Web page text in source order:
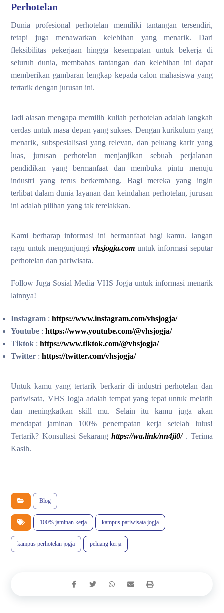
Perhotelan
Dunia profesional perhotelan memiliki tantangan tersendiri,
tetapi juga menawarkan kelebihan yang menarik. Dari
fleksibilitas pekerjaan hingga kesempatan untuk bekerja di
seluruh dunia, membahas tantangan dan kelebihan ini dapat
memberikan gambaran lengkap kepada calon mahasiswa yang
tertarik dengan jurusan ini.
Jadi alasan mengapa memilih kuliah perhotelan adalah langkah
cerdas untuk masa depan yang sukses. Dengan kurikulum yang
menarik, subspesialisasi yang relevan, dan peluang karir yang
luas, jurusan perhotelan menjanjikan sebuah perjalanan
pendidikan yang bermanfaat dan membuka pintu menuju
industri yang terus berkembang. Bagi mereka yang ingin
terlibat dalam dunia layanan dan keindahan perhotelan, jurusan
ini adalah pilihan yang tak terelakkan.
Kami berharap informasi ini bermanfaat bagi kamu. Jangan
ragu untuk mengunjungi vhsjogja.com untuk informasi seputar
perhotelan dan pariwisata.
Follow Juga Sosial Media VHS Jogja untuk informasi menarik
lainnya!
Instagram : https://www.instagram.com/vhsjogja/
Youtube : https://www.youtube.com/@vhsjogja/
Tiktok : https://www.tiktok.com/@vhsjogja/
Twitter :https://twitter.com/vhsjogja/
Untuk kamu yang tertarik berkarir di industri perhotelan dan
pariwisata, VHS Jogja adalah tempat yang tepat untuk melatih
dan meningkatkan skill mu. Selain itu kamu juga akan
mendapat jaminan 100% penempatan kerja setelah lulus!
Tertarik? Konsultasi Sekarang https://wa.link/nn4ji0/. Terima
Kasih.
Blog
100% jaminan kerja kampus pariwisata jogja
kampus perhotelan jogja peluang kerja